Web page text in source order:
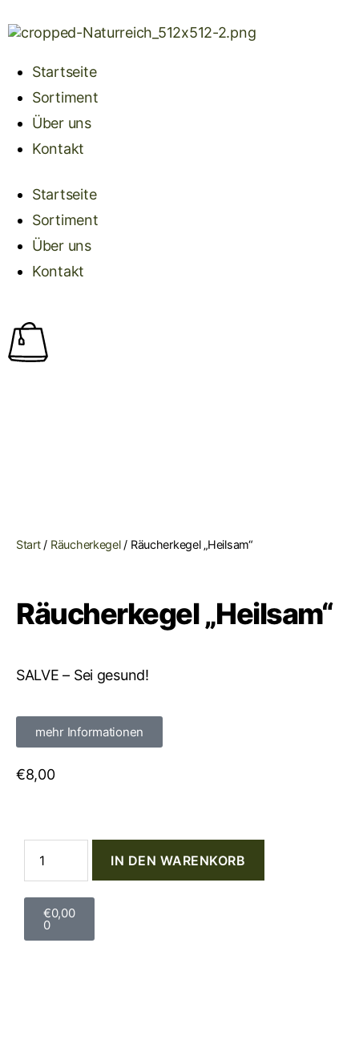
Startseite
Sortiment
Über uns
Kontakt
Startseite
Sortiment
Über uns
Kontakt
Start/ Räucherkegel/ Räucherkegel „Heilsam“
Räucherkegel „Heilsam“
SALVE – Sei gesund!
mehr Informationen
€8,00
IN DEN WARENKORB
€0,00
0